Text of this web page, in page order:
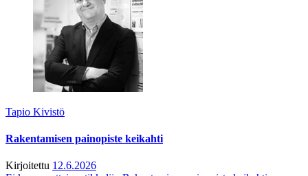
Tapio Kivistö
Rakentamisen painopiste keikahti
Kirjoitettu 12.6.2026